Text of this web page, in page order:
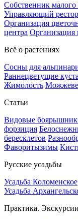
Собственник малого
Управляющий
Организация
центра Организация
Всё о растениях
Сосны для
Раннецветущие
Жимолость
Статьи
Видовые
форзиция
бересклетов
Фаворитызимы
Русские усадьбы
Усадьба Коломенское
Усадьба
Практика. Экскурсии